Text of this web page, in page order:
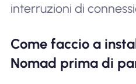
interruzioni di
Come faccio a
Nomad prima di